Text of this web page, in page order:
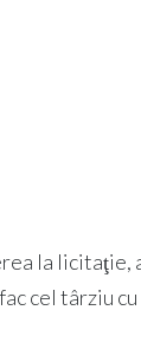
la licitaţie,
cel târziu